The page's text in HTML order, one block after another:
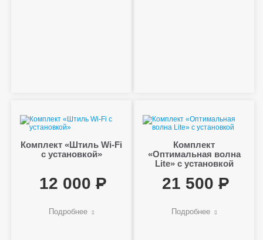
Комплект «Штиль Wi-Fi
с установкой»
12 000
Подробнее
Комплект
«Оптимальная волна
Lite» с установкой
21 500
Подробнее